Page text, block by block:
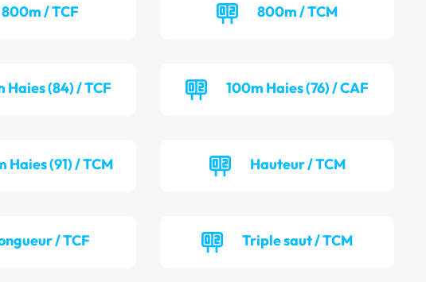
800m / TCF 800m / TCM
Haies (84) / TCF 100m Haies (76) / CAF
Haies (91) / TCM Hauteur / TCM
/ TCF Triple saut / TCM